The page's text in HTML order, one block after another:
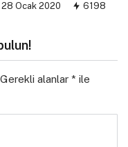
28 Ocak 2020 6198
Gerekli alanlar * ile